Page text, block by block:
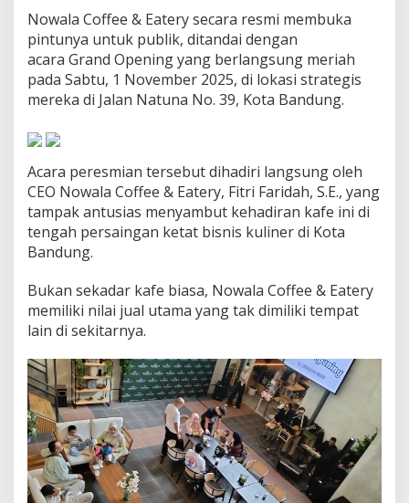
e
n
s
s
i
k
,
i
k
t
K
i
S
a
m
b
i
l
L
Nowala Coffee & Eatery secara resmi membuka
pintunya untuk publik, ditandai dengan
acara Grand Opening yang berlangsung meriah
pada Sabtu, 1 November 2025, di lokasi strategis
mereka di Jalan Natuna No. 39, Kota Bandung.
Acara peresmian tersebut dihadiri langsung oleh
CEO Nowala Coffee & Eatery, Fitri Faridah, S.E., yang
tampak antusias menyambut kehadiran kafe ini di
tengah persaingan ketat bisnis kuliner di Kota
Bandung.
Bukan sekadar kafe biasa, Nowala Coffee & Eatery
memiliki nilai jual utama yang tak dimiliki tempat
lain di sekitarnya.